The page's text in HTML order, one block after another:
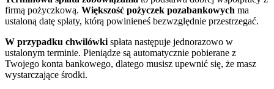
firmą pożyczkową. Większość pożyczek pozabankowych ma
ustaloną datę spłaty, którą powinieneś bezwzględnie przestrzegać.
W przypadku chwilówki spłata następuje jednorazowo w
ustalonym terminie. Pieniądze są automatycznie pobierane z
Twojego konta bankowego, dlatego musisz upewnić się, że masz
wystarczające środki.